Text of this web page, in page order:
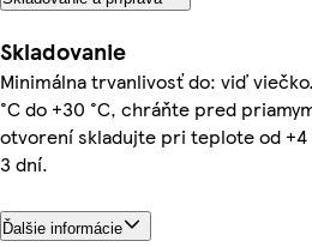
Skladovanie
Minimálna trvanlivosť do: viď
°C do +30 °C, chráňte pred
otvorení skladujte pri teplote od +4
3 dní.
Ďalšie informácie